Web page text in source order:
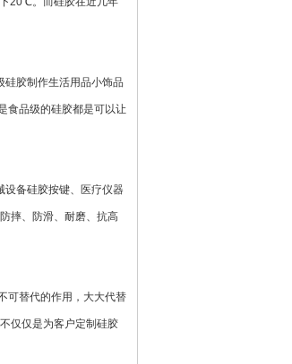
胶制作生活用品小饰品
食品级的硅胶都是可以让
设备硅胶按键、医疗仪器
摔、防滑、耐磨、抗高
可替代的作用，大大代替
仅仅是为客户定制硅胶